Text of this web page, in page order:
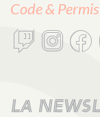
Code & Permis
LA